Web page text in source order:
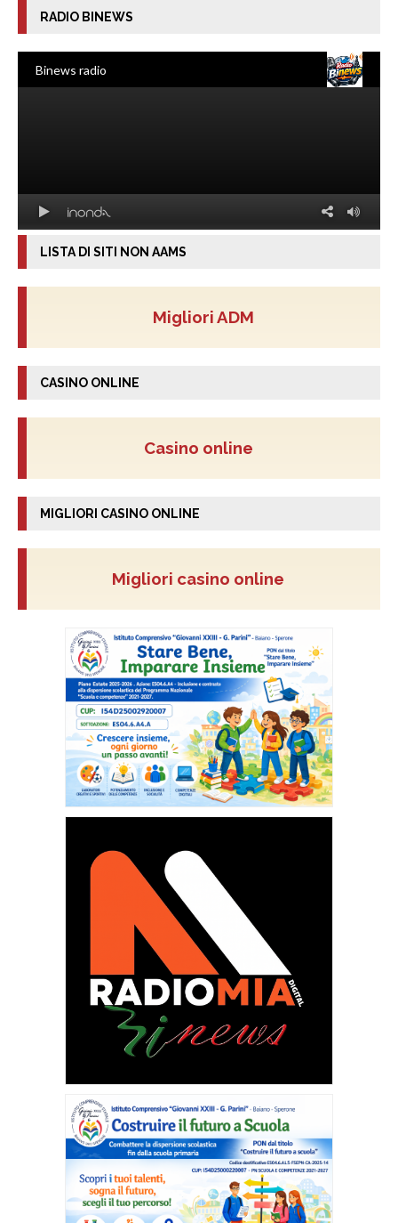
RADIO BINEWS
LISTA DI SITI NON AAMS
Migliori ADM
CASINO ONLINE
Casino online
MIGLIORI CASINO ONLINE
Migliori casino online